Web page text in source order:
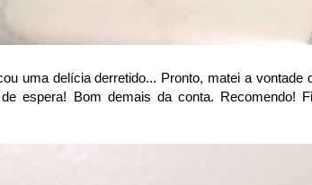
uma delícia derretido... Pronto, matei a vontade
espera! Bom demais da conta. Recomendo!